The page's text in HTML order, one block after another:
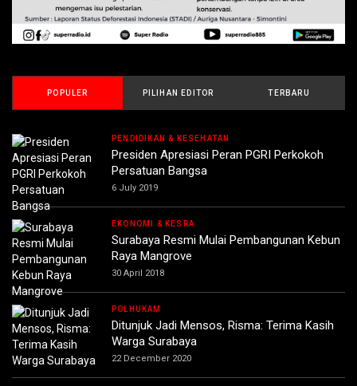
POPULER PILIHAN EDITOR TERBARU
PENDIDIKAN & KESEHATAN
Presiden Apresiasi Peran PGRI Perkokoh
Persatuan Bangsa
6 July 2019
EKONOMI & KESRA
Surabaya Resmi Mulai Pembangunan Kebun
Raya Mangrove
30 April 2018
POLHUKAM
Ditunjuk Jadi Mensos, Risma: Terima Kasih
Warga Surabaya
22 December 2020